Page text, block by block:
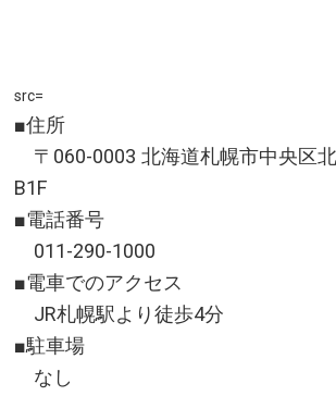
src=
■住所
〒060-0003 北海道札幌市中央区
B1F
■電話番号
011-290-1000
■電車でのアクセス
JR札幌駅より徒歩4分
■駐車場
なし